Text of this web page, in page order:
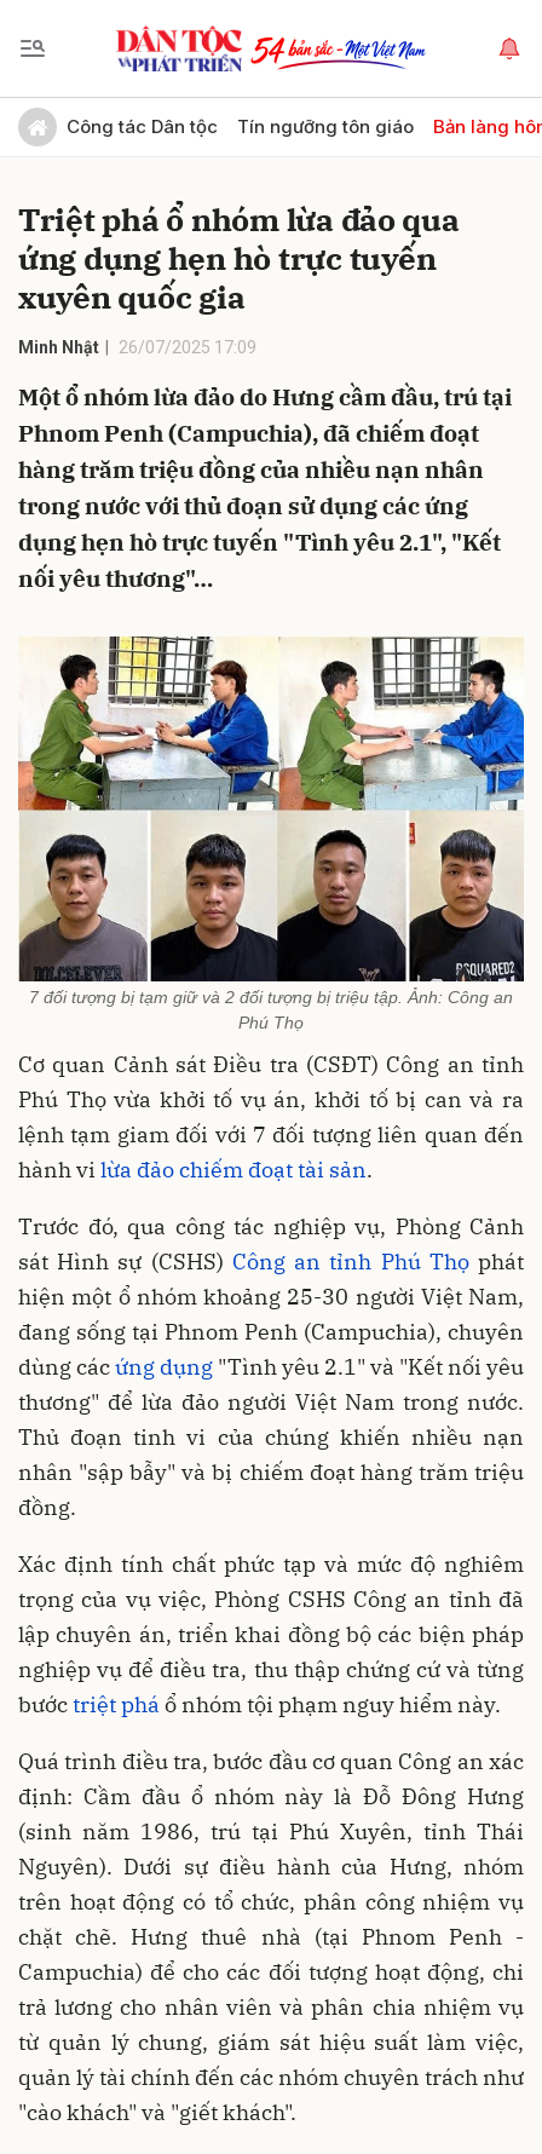
Công tác Dân tộc Tín ngưỡng tôn giáo Bản làng
Triệt phá ổ nhóm lừa đảo qua
ứng dụng hẹn hò trực tuyến
xuyên quốc gia
Minh Nhật 26/07/2025 17:09
Một ổ nhóm lừa đảo do Hưng cầm đầu, trú tại
Phnom Penh (Campuchia), đã chiếm đoạt
hàng trăm triệu đồng của nhiều nạn nhân
trong nước với thủ đoạn sử dụng các ứng
dụng hẹn hò trực tuyến "Tình yêu 2.1", "Kết
nối yêu thương"…
7 đối tượng bị tạm giữ và 2 đối tượng bị triệu tập. Ảnh: Công an
Phú Thọ
Cơ quan Cảnh sát Điều tra (CSĐT) Công an tỉnh
Phú Thọ vừa khởi tố vụ án, khởi tố bị can và ra
lệnh tạm giam đối với 7 đối tượng liên quan đến
hành vi lừa đảo chiếm đoạt tài sản.
Trước đó, qua công tác nghiệp vụ, Phòng Cảnh
sát Hình sự (CSHS) Công an tỉnh Phú Thọphát
hiện một ổ nhóm khoảng 25-30 người Việt Nam,
đang sống tại Phnom Penh (Campuchia), chuyên
dùng cácứng dụng "Tình yêu 2.1" và "Kết nối yêu
thương" để lừa đảo người Việt Nam trong nước.
Thủ đoạn tinh vi của chúng khiến nhiều nạn
nhân "sập bẫy" và bị chiếm đoạt hàng trăm triệu
đồng.
Xác định tính chất phức tạp và mức độ nghiêm
trọng của vụ việc, Phòng CSHS Công an tỉnh đã
lập chuyên án, triển khai đồng bộ các biện pháp
nghiệp vụ để điều tra, thu thập chứng cứ và từng
bướctriệt phá ổ nhóm tội phạm nguy hiểm này.
Quá trình điều tra, bước đầu cơ quan Công an xác
định: Cầm đầu ổ nhóm này là Đỗ Đông Hưng
(sinh năm 1986, trú tại Phú Xuyên, tỉnh Thái
Nguyên). Dưới sự điều hành của Hưng, nhóm
trên hoạt động có tổ chức, phân công nhiệm vụ
chặt chẽ. Hưng thuê nhà (tại Phnom Penh -
Campuchia) để cho các đối tượng hoạt động, chi
trả lương cho nhân viên và phân chia nhiệm vụ
từ quản lý chung, giám sát hiệu suất làm việc,
quản lý tài chính đến các nhóm chuyên trách như
"cào khách" và "giết khách".
Gửi bình luận